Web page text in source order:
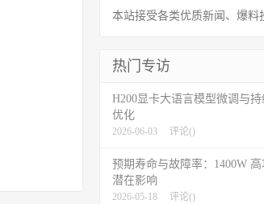
本站接受各类优质新闻、爆料
热门专访
H200显卡大语言模型微调与
优化
2026-06-03 评论()
预期寿命与故障率：1400W
潜在影响
2026-05-18 评论()